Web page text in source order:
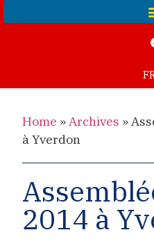
FR
Home »Archives »
à Yverdon
2014 à